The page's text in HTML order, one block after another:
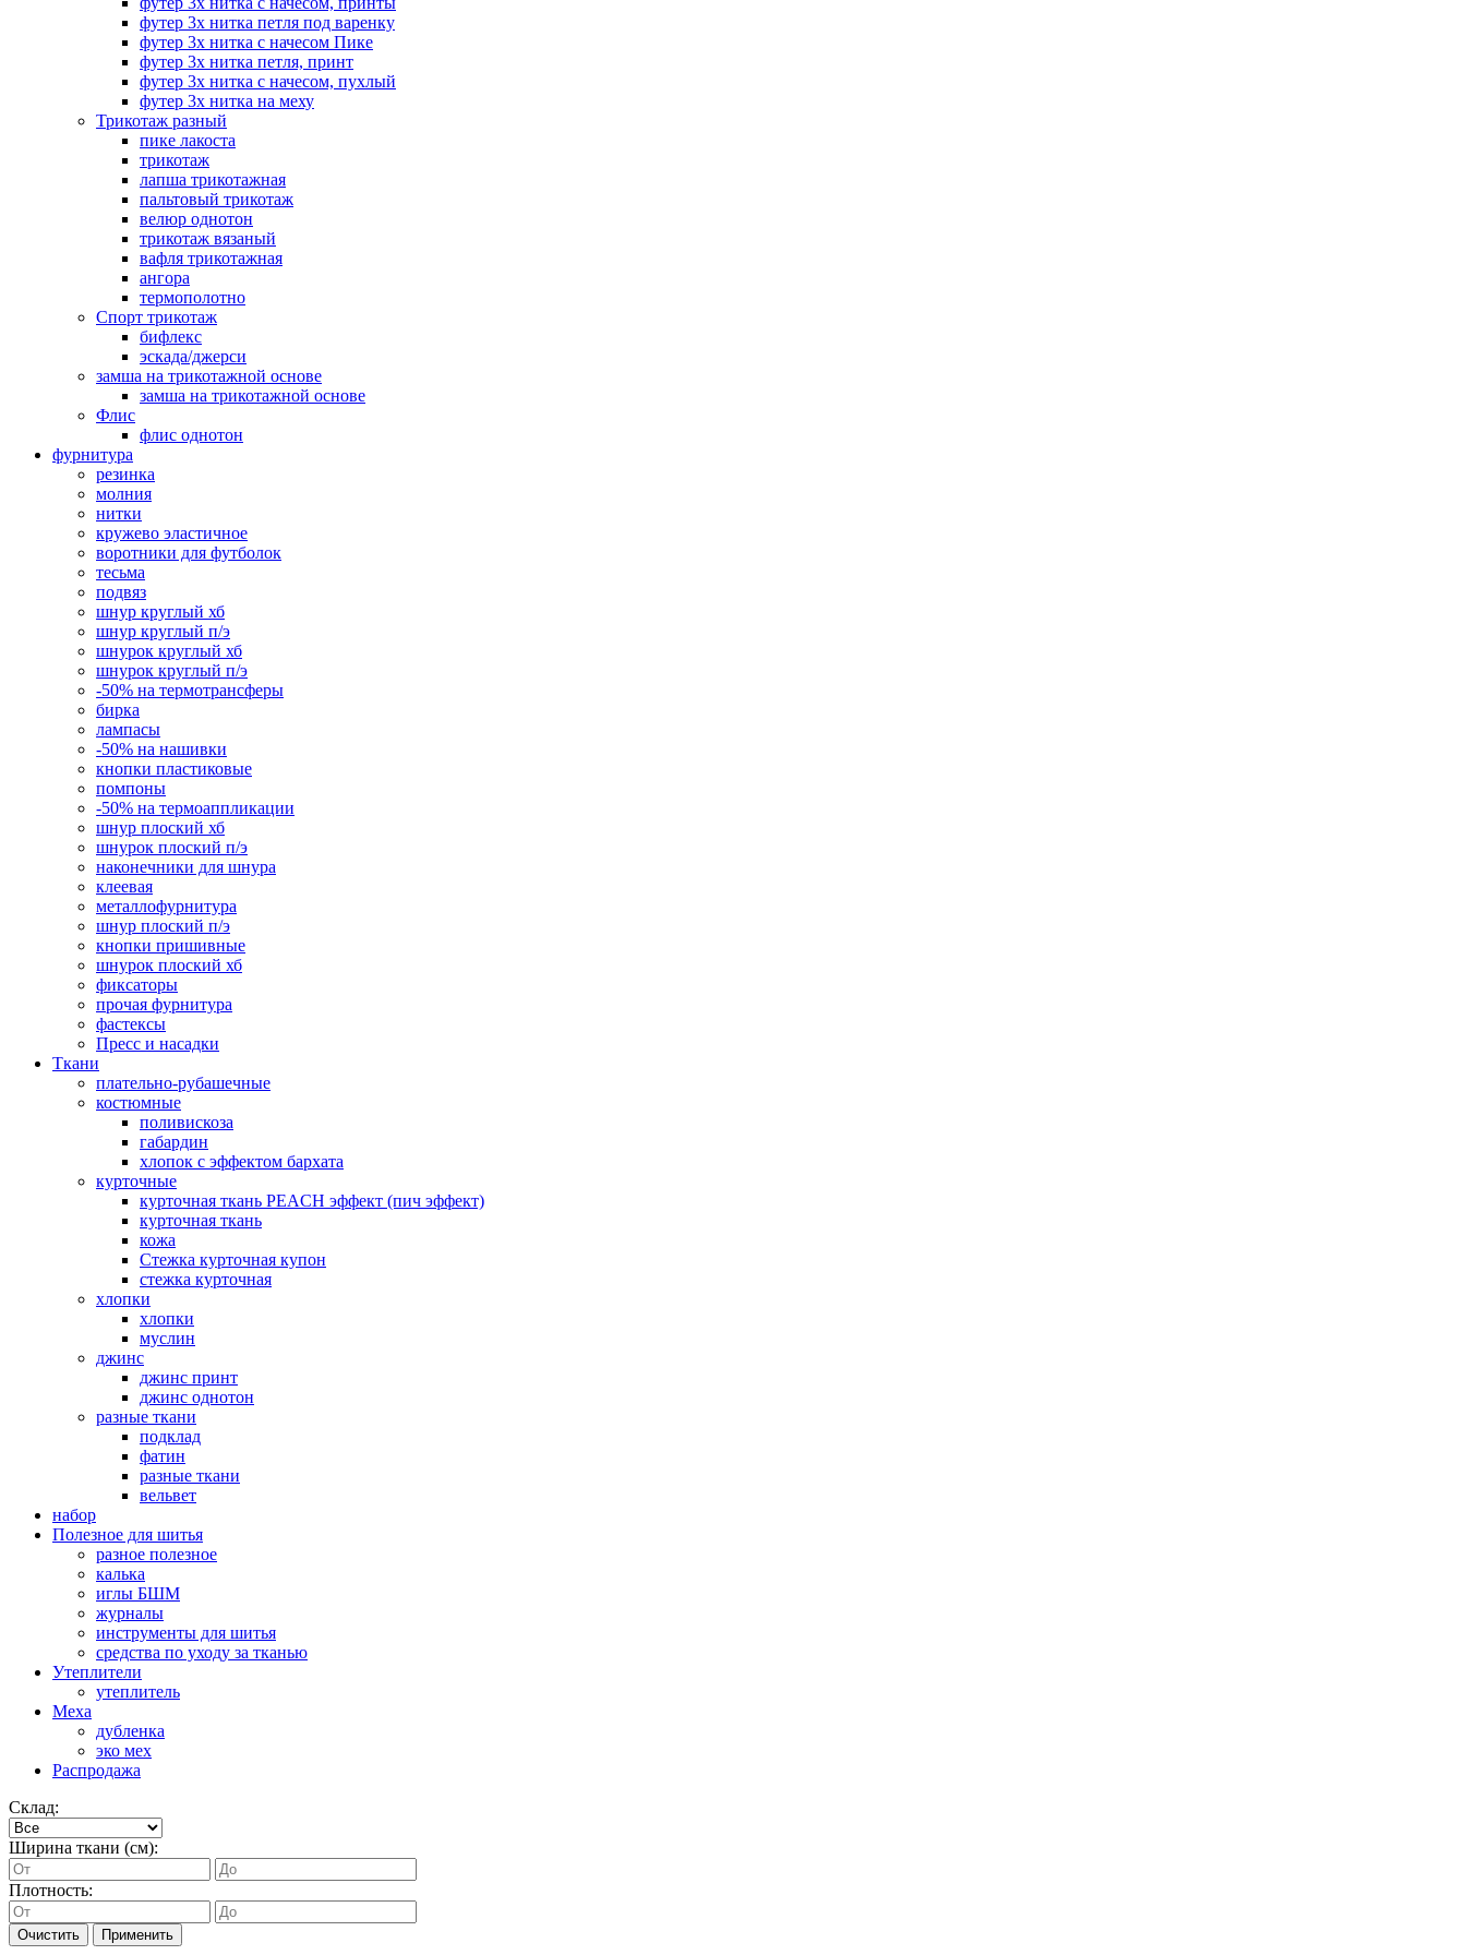
футер 3х нитка петля под варенку
футер 3х нитка с начесом Пике
футер 3х нитка петля, принт
футер 3х нитка с начесом, пухлый
футер 3х нитка на меху
Трикотаж разный
пике лакоста
трикотаж
лапша трикотажная
пальтовый трикотаж
велюр однотон
трикотаж вязаный
вафля трикотажная
ангора
термополотно
Спорт трикотаж
бифлекс
эскада/джерси
замша на трикотажной основе
замша на трикотажной основе
Флис
флис однотон
фурнитура
резинка
молния
нитки
кружево эластичное
воротники для футболок
тесьма
подвяз
шнур круглый хб
шнур круглый п/э
шнурок круглый хб
шнурок круглый п/э
-50% на термотрансферы
бирка
лампасы
-50% на нашивки
кнопки пластиковые
помпоны
-50% на термоаппликации
шнур плоский хб
шнурок плоский п/э
наконечники для шнура
клеевая
металлофурнитура
шнур плоский п/э
кнопки пришивные
шнурок плоский хб
фиксаторы
прочая фурнитура
фастексы
Пресс и насадки
Ткани
плательно-рубашечные
костюмные
поливискоза
габардин
хлопок с эффектом бархата
курточные
курточная ткань PEACH эффект (пич эффект)
курточная ткань
кожа
Стежка курточная купон
стежка курточная
хлопки
хлопки
муслин
джинс
джинс принт
джинс однотон
разные ткани
подклад
фатин
разные ткани
вельвет
набор
Полезное для шитья
разное полезное
калька
иглы БШМ
журналы
инструменты для шитья
средства по уходу за тканью
Утеплители
утеплитель
Меха
дубленка
эко мех
Распродажа
Склад:
Ширина ткани (см):
Плотность:
Очистить Применить